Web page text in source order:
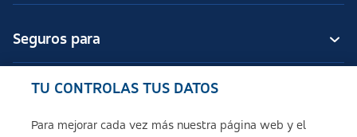
Seguros para
Seguros de ASISA
TU CONTROLAS TUS DATOS
Para mejorar cada vez más nuestra página web y el